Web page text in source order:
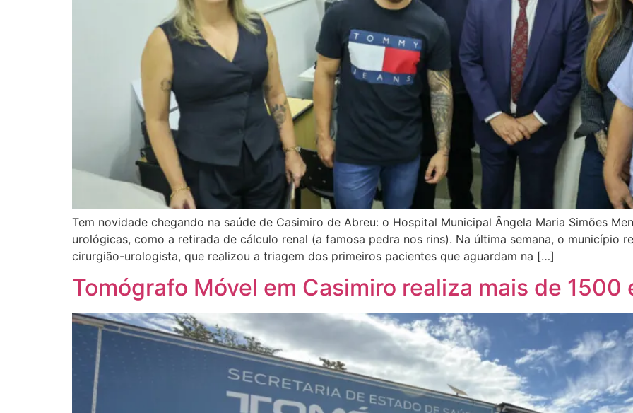
Tem novidade chegando na saúde de Casimiro de Abreu: o Hospital Municipal Ângela Maria Simões
urológicas, como a retirada de cálculo renal (a famosa pedra nos rins). Na última semana, o município
cirurgião-urologista, que realizou a triagem dos primeiros pacientes que aguardam na […]
Tomógrafo Móvel em Casimiro realiza mais de 1500